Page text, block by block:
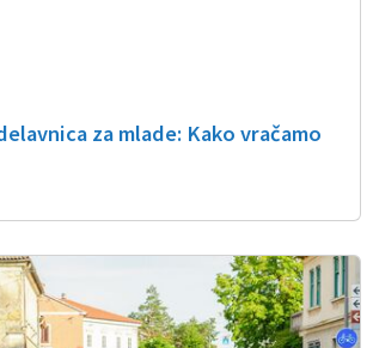
za mlade: Kako vračamo